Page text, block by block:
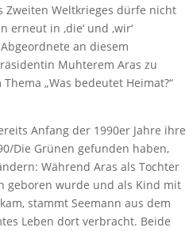
Zweiten Weltkrieges dürfe nicht
in ‚die‘ und ‚wir‘
an diesem
Muhterem Aras zu
„Was bedeutet Heimat?“
Anfang der 1990er Jahre ihre
Die Grünen gefunden haben,
Während Aras als Tochter
geboren wurde und als Kind mit
stammt Seemann aus dem
Leben dort verbracht. Beide